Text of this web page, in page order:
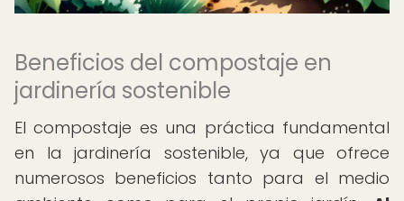
Beneficios del compostaje en
jardinería sostenible
El compostaje es una práctica fundamental
en la jardinería sostenible, ya que ofrece
numerosos beneficios tanto para el medio